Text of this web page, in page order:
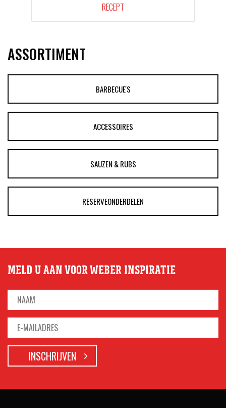
RECEPT
ASSORTIMENT
BARBECUE'S
ACCESSOIRES
SAUZEN & RUBS
RESERVEONDERDELEN
MELD U AAN VOOR WEBER INSPIRATIE